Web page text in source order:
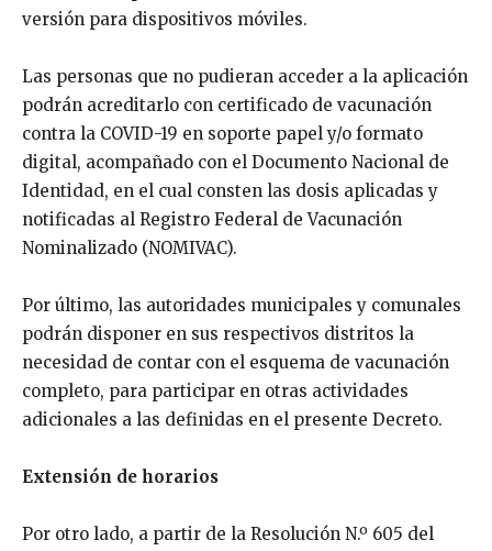
versión para dispositivos móviles.
Las personas que no pudieran acceder a la aplicación
podrán acreditarlo con certificado de vacunación
contra la COVID-19 en soporte papel y/o formato
digital, acompañado con el Documento Nacional de
Identidad, en el cual consten las dosis aplicadas y
notificadas al Registro Federal de Vacunación
Nominalizado (NOMIVAC).
Por último, las autoridades municipales y comunales
podrán disponer en sus respectivos distritos la
necesidad de contar con el esquema de vacunación
completo, para participar en otras actividades
adicionales a las definidas en el presente Decreto.
Extensión de horarios
Por otro lado, a partir de la Resolución N.º 605 del